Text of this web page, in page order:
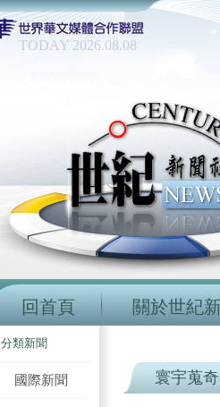
TODAY 2026.08.08
回首頁 關於世紀
分類新聞
國際新聞 寰宇蒐奇